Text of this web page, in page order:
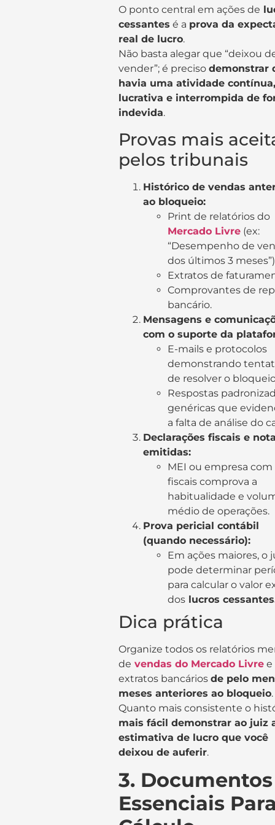
O ponto central em ações de
cessantes é a prova da
real de lucro.
Não basta alegar que “deixou
vender”; é preciso demonstrar
havia uma atividade contínua,
lucrativa e interrompida de
indevida.
Provas mais
pelos tribunais
Histórico de vendas
ao bloqueio:
Print de relatórios do
Mercado Livre (ex:
“Desempenho de
dos últimos 3
Extratos de
Comprovantes de
bancário.
Mensagens e
com o suporte da
E-mails e protocolos
demonstrando
de resolver o
Respostas
genéricas que
a falta de análise do
Declarações fiscais e
emitidas:
MEI ou empresa
fiscais comprova a
habitualidade e
médio de operações.
Prova pericial contábil
(quando necessário):
Em ações maiores, o
pode determinar
para calcular o valor
dos lucros
Dica prática
Organize todos os relatórios
de vendas do Mercado Livre e
extratos bancários de pelo
meses anteriores ao bloqueio.
Quanto mais consistente o
mais fácil demonstrar ao juiz
estimativa de lucro que você
deixou de auferir.
3. Documentos
Essenciais